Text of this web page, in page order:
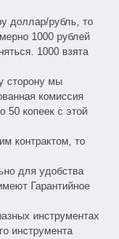
доллар/рубль, то
1000 рублей
1000 взята
сторону мы
комиссия
50 копеек с этой
контрактом, то
для удобства
Гарантийное
инструментах
инструмента